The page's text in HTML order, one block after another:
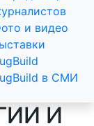
и видео
в СМИ
И